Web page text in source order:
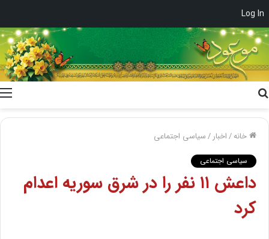
Log In
خانه/اخبار /سیاسی اجتماعی
سیاسی اجتماعی
داعش ۱۱ نفر را در شرق سوریه اعدام
کرد